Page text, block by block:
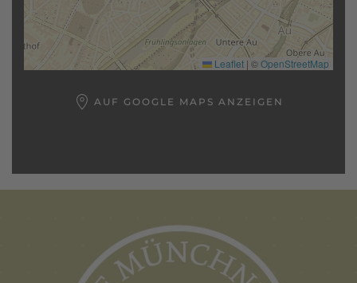
Leaflet | ©OpenStreetMap
AUF GOOGLE MAPS ANZEIGEN